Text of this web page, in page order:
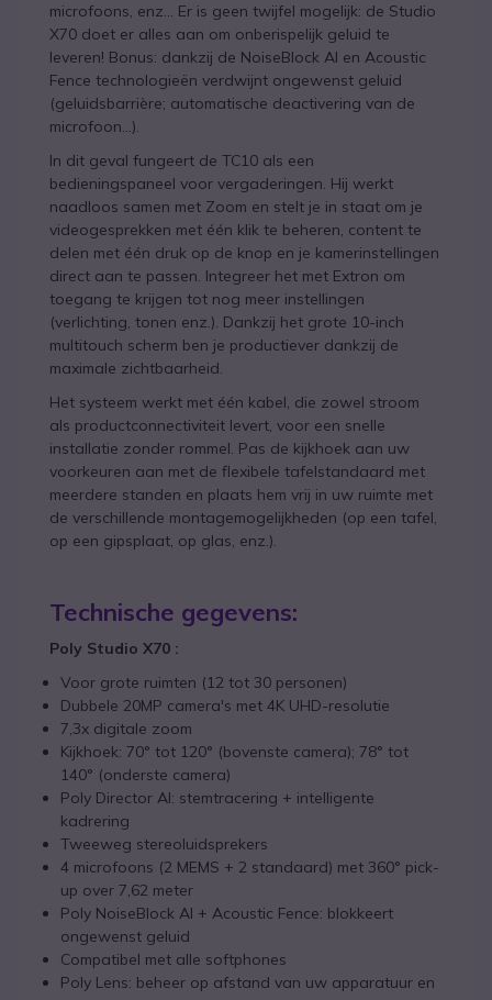
microfoons, enz... Er is geen twijfel mogelijk: de Studio
X70 doet er alles aan om onberispelijk geluid te
leveren! Bonus: dankzij de NoiseBlock AI en Acoustic
Fence technologieën verdwijnt ongewenst geluid
(geluidsbarrière; automatische deactivering van de
microfoon...).
In dit geval fungeert de TC10 als een
bedieningspaneel voor vergaderingen. Hij werkt
naadloos samen met Zoom en stelt je in staat om je
videogesprekken met één klik te beheren, content te
delen met één druk op de knop en je kamerinstellingen
direct aan te passen. Integreer het met Extron om
toegang te krijgen tot nog meer instellingen
(verlichting, tonen enz.). Dankzij het grote 10-inch
multitouch scherm ben je productiever dankzij de
maximale zichtbaarheid.
Het systeem werkt met één kabel, die zowel stroom
als productconnectiviteit levert, voor een snelle
installatie zonder rommel. Pas de kijkhoek aan uw
voorkeuren aan met de flexibele tafelstandaard met
meerdere standen en plaats hem vrij in uw ruimte met
de verschillende montagemogelijkheden (op een tafel,
op een gipsplaat, op glas, enz.).
Technische gegevens:
Poly Studio X70 :
Voor grote ruimten (12 tot 30 personen)
Dubbele 20MP camera's met 4K UHD-resolutie
7,3x digitale zoom
Kijkhoek: 70° tot 120° (bovenste camera); 78° tot
140° (onderste camera)
Poly Director AI: stemtracering + intelligente
kadrering
Tweeweg stereoluidsprekers
4 microfoons (2 MEMS + 2 standaard) met 360° pick-
up over 7,62 meter
Poly NoiseBlock AI + Acoustic Fence: blokkeert
ongewenst geluid
Compatibel met alle softphones
Poly Lens: beheer op afstand van uw apparatuur en